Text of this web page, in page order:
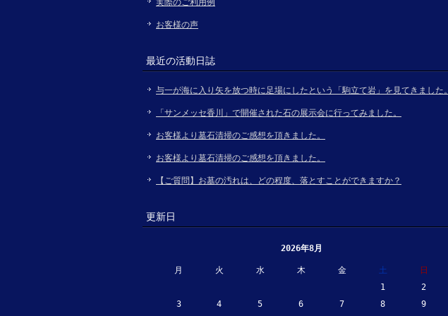
実際のご利用例
お客様の声
最近の活動日誌
与一が海に入り矢を放つ時に足場にしたという「駒立て岩」を見てきました。
「サンメッセ香川」で開催された石の展示会に行ってみました。
お客様より墓石清掃のご感想を頂きました。
お客様より墓石清掃のご感想を頂きました。
【ご質問】お墓の汚れは、どの程度、落とすことができますか？
更新日
2026年8月
月 火 水 木 金 土
日
1
2
3
4 5 6 7 8 9